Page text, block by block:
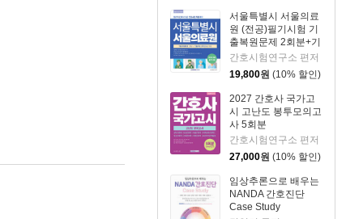
서울특별시 서울의료
원 (전공)필기시험 기
출복원문제 2회분+기
출유형 모의고사 6회
분
간호시험연구소 편저
19,800원 (10% 할인)
2027 간호사 국가고
시 고난도 봉투모의고
사 5회분
간호시험연구소 편저
27,000원 (10% 할인)
임상추론으로 배우는
NANDA 간호진단
Case Study